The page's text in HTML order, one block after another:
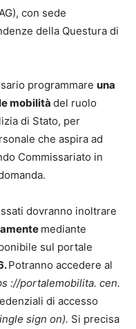
con sede
della Questura di
programmare una
mobilità del ruolo
di Stato, per
che aspira ad
Commissariato in
dovranno inoltrare
mediante
sul portale
Potranno accedere al
://portalemobilita. cen.
di accesso
sign on). Si precisa